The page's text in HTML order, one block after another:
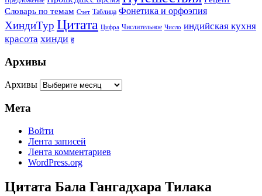
Словарь по темам Счет Таблица Фонетика и орфоэпия
ХиндиТур Цитата Цифра Числительное Число индийская кухня
красота хинди ह
Архивы
Архивы
Мета
Войти
Лента записей
Лента комментариев
WordPress.org
Цитата Бала Гангадхара Тилака